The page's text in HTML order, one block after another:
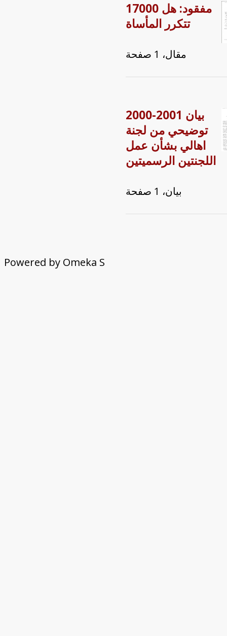
17000 مفقود: هل
تتكرر المأساة
مقال، 1 صفحة
2000-2001 بيان
توضيحي من لجنة
اهالي بشأن عمل
اللجنتين الرسميتين
بيان، 1 صفحة
Powered by Omeka S